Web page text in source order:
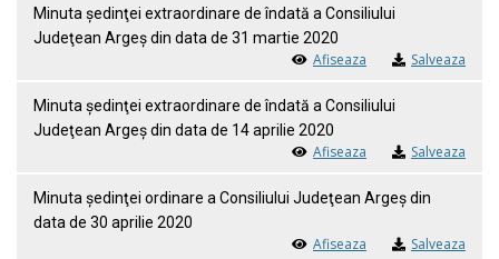
Minuta ședinţei extraordinare de îndată a Consiliului
Judeţean Argeş din data de 31 martie 2020
Afiseaza Salveaza
Minuta ședinţei extraordinare de îndată a Consiliului
Judeţean Argeş din data de 14 aprilie 2020
Afiseaza Salveaza
Minuta ședinţei ordinare a Consiliului Judeţean Argeş din
data de 30 aprilie 2020
Afiseaza Salveaza